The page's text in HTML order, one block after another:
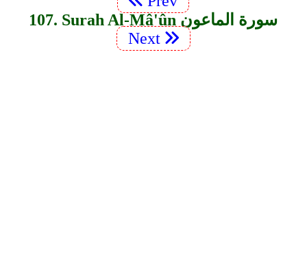
107. Surah Al-Mâ'ûn سورة الماعون
Next